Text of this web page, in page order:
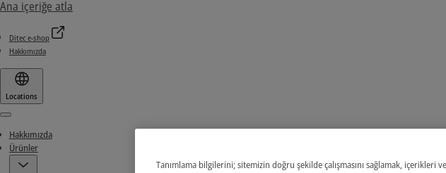
Ana içeriğe atla
Ditec e-shop
Hakkımızda
Locations
Menu
Hakkımızda
Ürünler
Tanımlama bilgilerini; sitemizin doğru şekilde çalışmasını sağlamak,